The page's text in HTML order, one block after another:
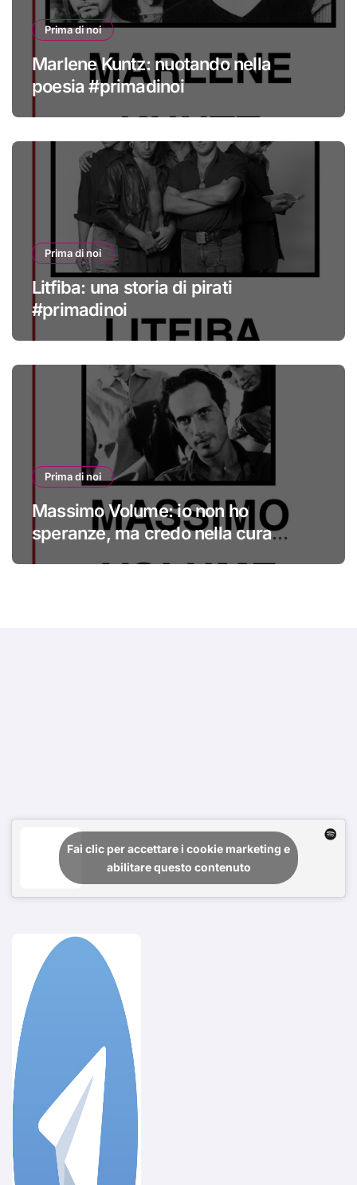
Prima di noi
Marlene Kuntz: nuotando nella
poesia #primadinoi
Prima di noi
Litfiba: una storia di pirati
#primadinoi
Prima di noi
Massimo Volume: io non ho
speranze, ma credo nella cura
Fai clic per accettare i cookie marketing e
abilitare questo contenuto